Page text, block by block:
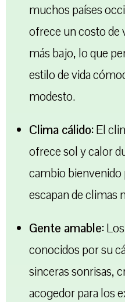
muchos países
ofrece un costo de
más bajo, lo que
estilo de vida
modesto.
Clima cálido:El
ofrece sol y calor
cambio bienvenido
escapan de climas
Gente amable:
conocidos por su
sinceras sonrisas,
acogedor para los